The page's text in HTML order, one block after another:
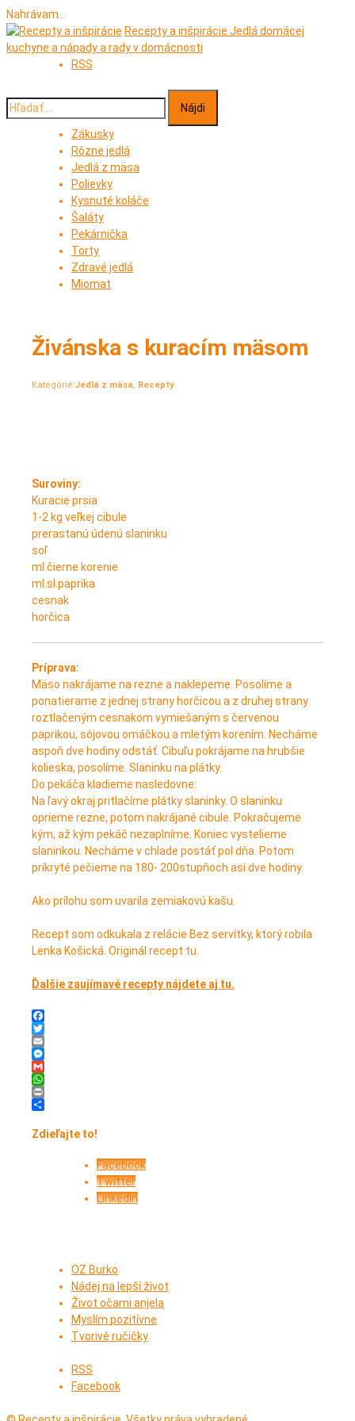
Nahrávam...
Prejsť
na
Recepty a inšpirácie Jedlá domácej
kuchyne a nápady a rady v domácnosti
RSS
Hľadať:
Zákusky
Rôzne jedlá
Jedlá z mäsa
Polievky
Kysnuté koláče
Šaláty
Pekárnička
Torty
Zdravé jedlá
Miomat
Živánska s kuracím mäsom
Kategórie:Jedlá z mäsa, Recepty
Suroviny:
Kuracie prsia
1-2 kg veľkej cibule
prerastanú údenú slaninku
soľ
ml.čierne korenie
ml.sl.paprika
cesnak
horčica
Príprava:
Mäso nakrájame na rezne a naklepeme. Posolíme a
ponatierame z jednej strany horčicou a z druhej strany
roztlačeným cesnakom vymiešaným s červenou
paprikou, sójovou omáčkou a mletým korením. Necháme
aspoň dve hodiny odstáť. Cibuľu pokrájame na hrubšie
kolieska, posolíme. Slaninku na plátky.
Do pekáča kladieme nasledovne:
Na ľavý okraj pritlačíme plátky slaninky. O slaninku
oprieme rezne, potom nakrájané cibule. Pokračujeme
kým, až kým pekáč nezaplníme. Koniec vystelieme
slaninkou. Necháme v chlade postáť pol dňa. Potom
prikryté pečieme na 180- 200stupňoch asi dve hodiny.
Ako prílohu som uvarila zemiakovú kašu.
Recept som odkukala z relácie Bez servítky, ktorý robila
Lenka Košická. Originál recept tu.
Ďalšie zaujímavé recepty nájdete aj tu.
Facebook
Twitter
Email
Messenger
Gmail
WhatsApp
Print
Zdieľajte to!
Facebook
Twitter
LinkedIn
OZ Burko
Nádej na lepší život
Život očami anjela
Myslím pozitívne
Tvorivé ručičky
RSS
Facebook